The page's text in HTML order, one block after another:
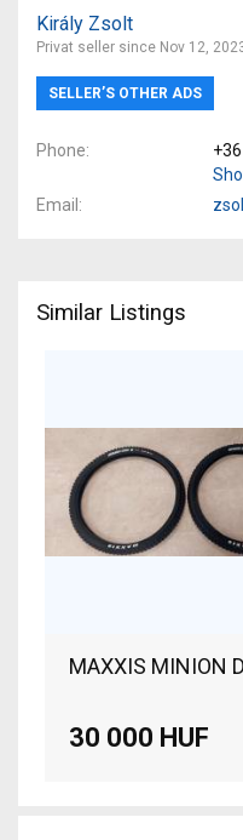
Király Zsolt
Privat seller since Nov 12,
SELLER’S OTHER ADS
Phone
Email
Similar Listings
MAXXIS MINION
30 000 HUF